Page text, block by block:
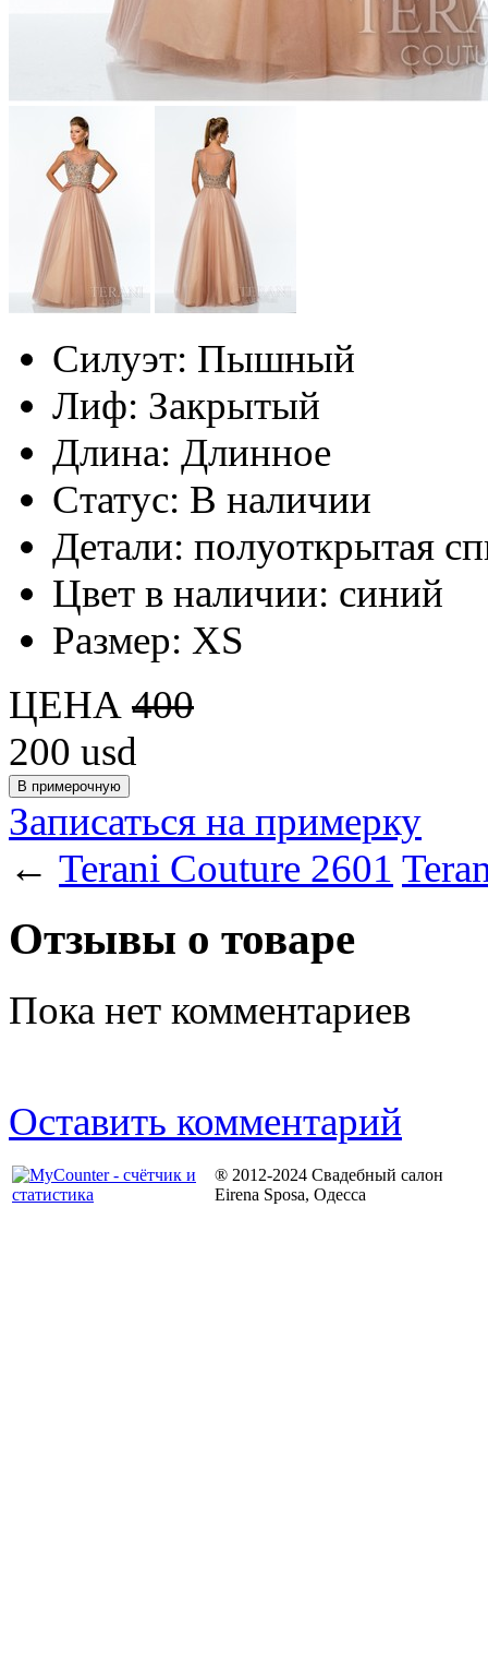
Силуэт: Пышный
Лиф: Закрытый
Длина: Длинное
Статус: В наличии
Детали: полуоткрытая
Цвет в наличии: синий
Размер: XS
ЦЕНА 400
200 usd
Записаться на примерку
← Terani Couture 2601
Отзывы о товаре
Пока нет комментариев
Оставить комментарий
® 2012-2024 Свадебный салон
Eirena Sposa, Одесса